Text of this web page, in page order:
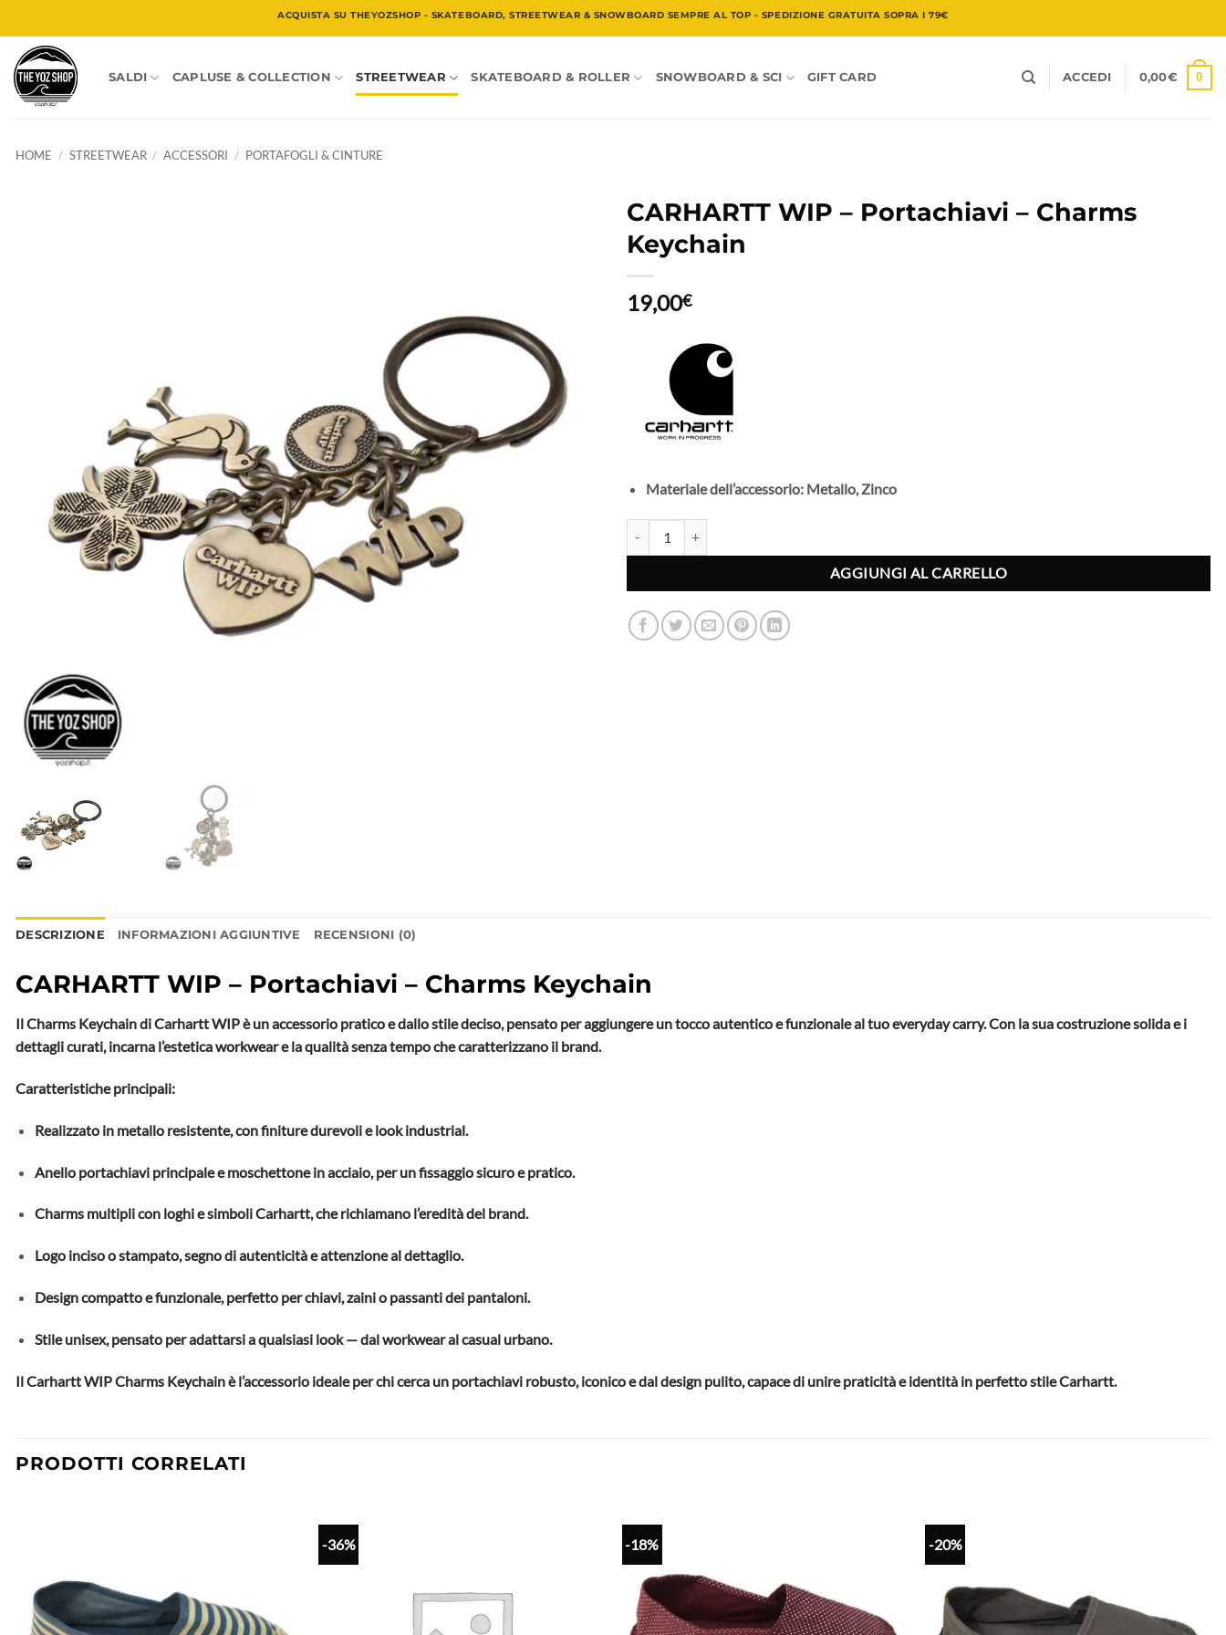
ai
contenuti
ACQUISTA SU THEYOZSHOP - SKATEBOARD, STREETWEAR & SNOWBOARD SEMPRE AL TOP - SPEDIZIONE GRATUITA SOPRA I 79€
SALDI CAPLUSE & COLLECTION STREETWEAR SKATEBOARD & ROLLER SNOWBOARD & SCI GIFT CARD ACCEDI 0,00€ 0
HOME / STREETWEAR / ACCESSORI / PORTAFOGLI & CINTURE
CARHARTT WIP – Portachiavi – Charms
Keychain
19,00€
Materiale dell’accessorio: Metallo, Zinco
AGGIUNGI AL CARRELLO
DESCRIZIONE INFORMAZIONI AGGIUNTIVE RECENSIONI (0)
CARHARTT WIP – Portachiavi – Charms Keychain
Il Charms Keychain di Carhartt WIP è un accessorio pratico e dallo stile deciso, pensato per aggiungere un tocco autentico e funzionale al tuo everyday carry. Con la sua costruzione solida e i
dettagli curati, incarna l’estetica workwear e la qualità senza tempo che caratterizzano il brand.
Caratteristiche principali:
Realizzato in metallo resistente, con finiture durevoli e look industrial.
Anello portachiavi principale e moschettone in acciaio, per un fissaggio sicuro e pratico.
Charms multipli con loghi e simboli Carhartt, che richiamano l’eredità del brand.
Logo inciso o stampato, segno di autenticità e attenzione al dettaglio.
Design compatto e funzionale, perfetto per chiavi, zaini o passanti dei pantaloni.
Stile unisex, pensato per adattarsi a qualsiasi look — dal workwear al casual urbano.
Il Carhartt WIP Charms Keychain è l’accessorio ideale per chi cerca un portachiavi robusto, iconico e dal design pulito, capace di unire praticità e identità in perfetto stile Carhartt.
PRODOTTI CORRELATI
-36% -18% -20%